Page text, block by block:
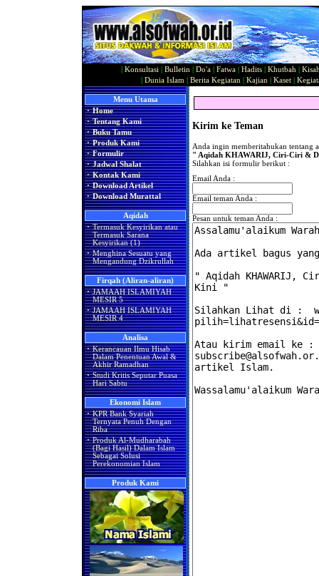
Konsultasi Bulletin Do'a Fatwa Hadits Khutbah
Dunia Islam Berita Kegiatan Kajian Kaset|
Menu Utama
· Home
· Tentang Kami
· Buku Tamu
· Produk Kami
· Formulir
· Jadwal Shalat
· Kontak Kami
· Download Artikel
· Download Murattal
Aqidah
· Termasuk Kesyirikan atau
Termasuk Sarana
Kesyirikan (1)
· Menghina Sesuatu yang
Mengandung Dzikrullah
Firqah (Aliran-aliran)
· JAMAAH ISLAMIYAH
MESIR 5
· JAMAAH ISLAMIYAH
MESIR 4
Analisa
· Kerancauan Ilmu Hisab
Dalam Penentuan Awal &
Akhir Ramadhan
· Studi Kritis Seputar Puasa
Hari Sabtu
Ekonomi Islam
· KPR Bank Syariah
Ternyata Penuh Dengan
Riba
· Produk Al-Mudharabah
(Bagi Hasil) Dalam Islam
Sebagai Solusi
Perekonomian Islam
Produk Kami
Kirim ke Teman
Anda ingin memberitahukan tentang
" Aqidah KHAWARIJ, Ciri-Ciri &
Silahkan isi formulir berikut :
Email Anda :
Email teman Anda :
Pesan untuk teman Anda :